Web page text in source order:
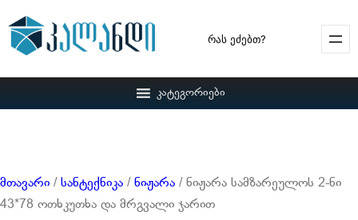
Search
კატეგორიები
მთავარი / სანტექნიკა / ნიჟარა / ნიჟარა სამზარეულოს 2-ნი
43*78 ოთხკუთხა და მრგვალი ჯარით